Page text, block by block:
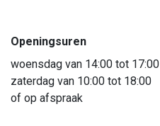
Openingsuren
woensdag van 14:00 tot 17:00
zaterdag van 10:00 tot 18:00
of op afspraak